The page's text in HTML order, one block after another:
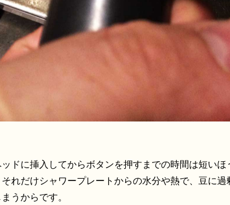
ドに挿入してからボタンを押すまでの時間は短いほ
れだけシャワープレートからの水分や熱で、豆に過
うからです。